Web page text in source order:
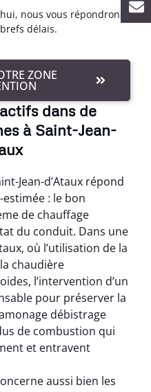
nous vous répondrons
délais.
ZONE
dans de
à Saint-Jean-
Jean-d’Ataux répond
: le bon
de chauffage
du conduit. Dans une
où l’utilisation de la
chaudière
l’intervention d’un
pour préserver la
débistrage
de combustion qui
et entravent
aussi bien les